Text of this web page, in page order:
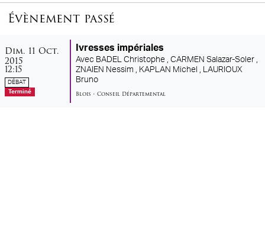
Évènement passé
dimanche
Dim. 11 octobre
Oct.
2015
12:15
DÉBAT
Terminé
Ivresses impériales
Avec BADEL Christophe , CARMEN Salazar-Soler ,
ZNAIEN Nessim ,
KAPLAN Michel ,
LAURIOUX
Bruno
Blois • Conseil Départemental